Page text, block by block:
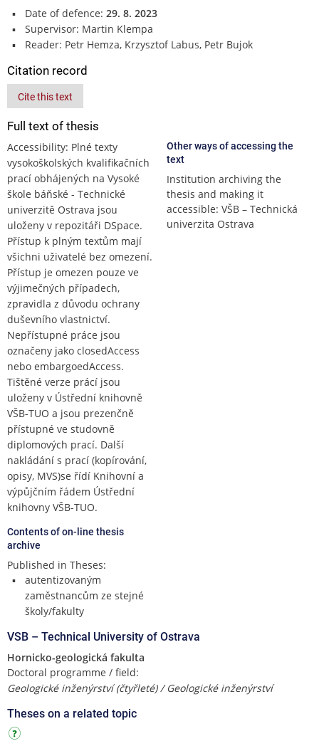
Date of defence: 29. 8. 2023
Supervisor: Martin Klempa
Reader: Petr Hemza, Krzysztof Labus, Petr Bujok
Citation record
Cite this text
Full text of thesis
Accessibility: Plné texty
vysokoškolských kvalifikačních
prací obhájených na Vysoké
škole báňské - Technické
univerzitě Ostrava jsou
uloženy v repozitáři DSpace.
Přístup k plným textům mají
všichni uživatelé bez omezení.
Přístup je omezen pouze ve
výjimečných případech,
zpravidla z důvodu ochrany
duševního vlastnictví.
Nepřístupné práce jsou
označeny jako closedAccess
nebo embargoedAccess.
Tištěné verze prácí jsou
uloženy v Ústřední knihovně
VŠB-TUO a jsou prezenčně
přístupné ve studovně
diplomových prací. Další
nakládání s prací (kopírování,
opisy, MVS)se řídí Knihovní a
výpůjčním řádem Ústřední
knihovny VŠB-TUO.
Contents of on-line thesis
archive
Published in Theses:
autentizovaným
zaměstnancům ze stejné
školy/fakulty
Other ways of accessing the
text
Institution archiving the
thesis and making it
accessible: VŠB – Technická
univerzita Ostrava
VSB – Technical University of Ostrava
Hornicko-geologická fakulta
Doctoral programme / field:
Geologické inženýrství (čtyřleté) / Geologické inženýrství
Theses on a related topic